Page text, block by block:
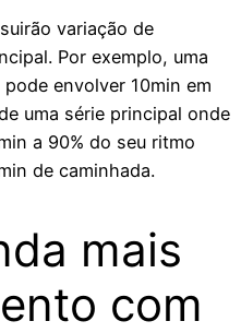
variação de
Por exemplo, uma
envolver 10min em
uma série principal onde
a 90% do seu ritmo
de caminhada.
mais
com